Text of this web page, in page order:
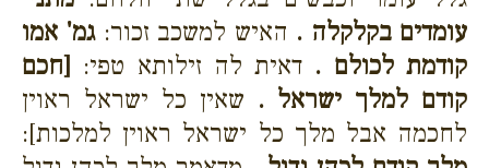
עומדים בקלקלה . האיש למשכב זכור:גמ' אמו
קודמת לכולם . דאית לה זילותא טפי: [חכם
קודם למלך ישראל . שאין כל ישראל ראוין
לחכמה אבל מלך כל ישראל ראוין למלכות]: